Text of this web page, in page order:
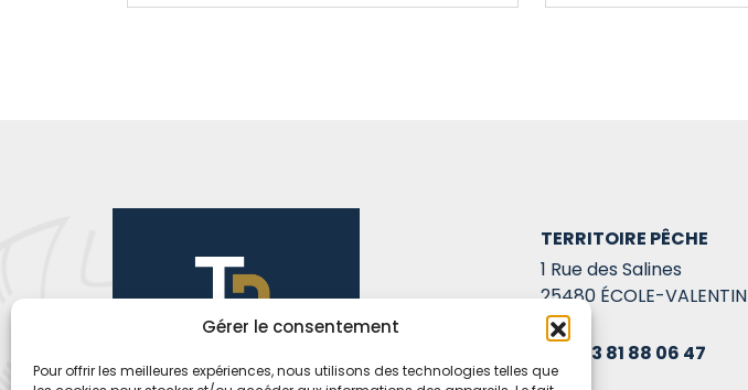
Gérer le consentement
Pour offrir les meilleures expériences, nous utilisons des technologies telles que
TERRITOIRE PÊCHE
1 Rue des Salines
25480 ÉCOLE-VALENTIN
03 81 88 06 47